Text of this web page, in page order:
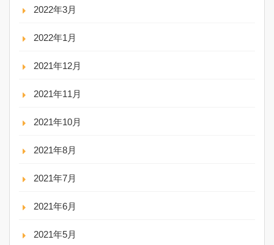
2022年3月
2022年1月
2021年12月
2021年11月
2021年10月
2021年8月
2021年7月
2021年6月
2021年5月